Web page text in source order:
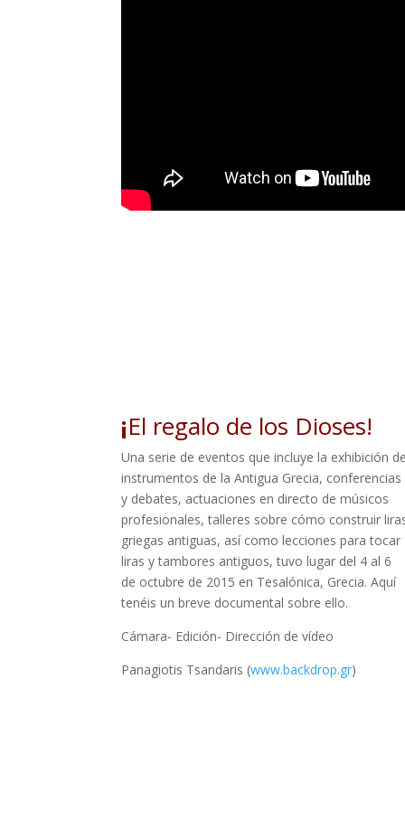
¡El regalo de los Dioses‬!
Una serie de eventos que incluye la exhibición
instrumentos de la Antigua Grecia, conferencias
y debates, actuaciones en directo de músicos
profesionales, talleres sobre cómo construir
griegas antiguas, así como lecciones para tocar
liras y tambores antiguos, tuvo lugar del 4 al 6
de octubre de 2015 en Tesalónica, Grecia. Aquí
tenéis un breve documental sobre ello.
Cámara- Edición- Dirección de vídeo
Panagiotis Tsandaris (www.backdrop.gr)